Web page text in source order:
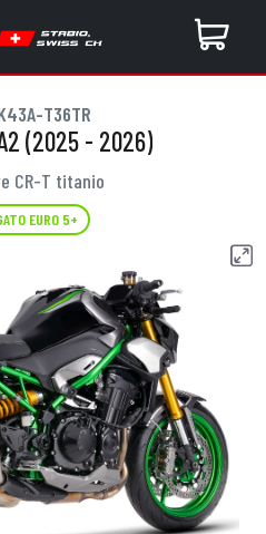
T36TR
(2025 - 2026)
CR-T titanio
EURO 5+